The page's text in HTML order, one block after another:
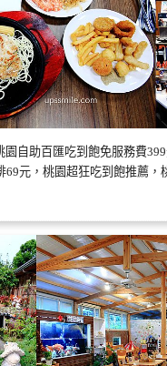
園自助百匯吃到飽免服務費
69元，桃園超狂吃到飽推薦，